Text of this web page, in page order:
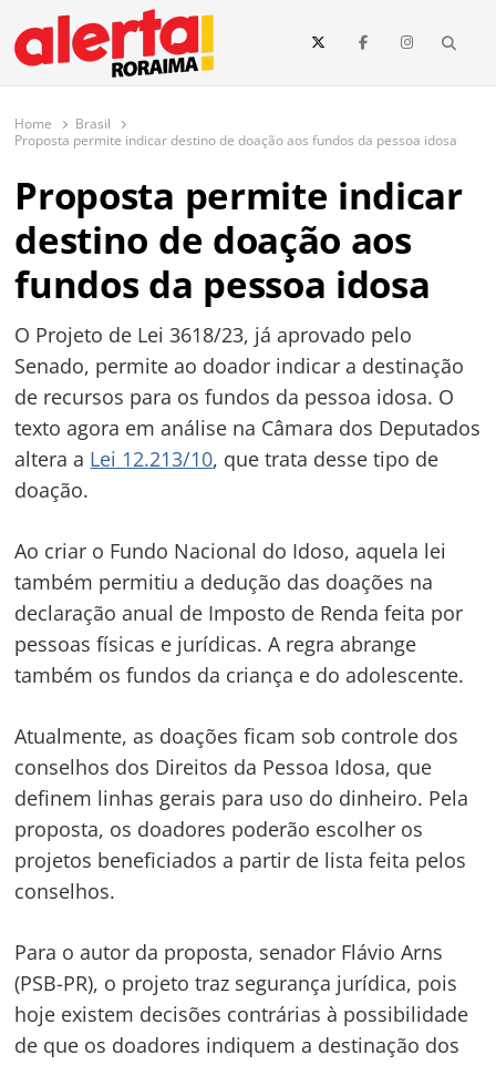
conteúdo
O maior portal de notícias de Roraima
O Alerta Roraima é seu portal de notícias completo sobre política,
e todo o estado de Roraima. Fique sempre informado com
atualizações em tempo real!
Home
Brasil
Proposta permite indicar destino de doação aos fundos da pessoa idosa
Proposta permite indicar
destino de doação aos
fundos da pessoa idosa
O Projeto de Lei 3618/23, já aprovado pelo
Senado, permite ao doador indicar a destinação
de recursos para os fundos da pessoa idosa. O
texto agora em análise na Câmara dos Deputados
altera a Lei 12.213/10, que trata desse tipo de
doação.
Ao criar o Fundo Nacional do Idoso, aquela lei
também permitiu a dedução das doações na
declaração anual de Imposto de Renda feita por
pessoas físicas e jurídicas. A regra abrange
também os fundos da criança e do adolescente.
Atualmente, as doações ficam sob controle dos
conselhos dos Direitos da Pessoa Idosa, que
definem linhas gerais para uso do dinheiro. Pela
proposta, os doadores poderão escolher os
projetos beneficiados a partir de lista feita pelos
conselhos.
Para o autor da proposta, senador Flávio Arns
(PSB-PR), o projeto traz segurança jurídica, pois
hoje existem decisões contrárias à possibilidade
de que os doadores indiquem a destinação dos